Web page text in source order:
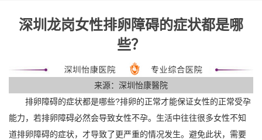
深圳龙岗女性排卵障碍的症状都是哪
些？
来源：深圳怡康醫院
排卵障碍的症状都是哪些?排卵的正常才能保证女性的正常受孕
能力，若排卵障碍必然会导致女性不孕。生活中往往很多女性不知
道排卵障碍的症状，才导致了更严重的情况发生。避免此状，需要